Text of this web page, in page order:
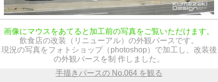
画像にマウスをあてると加工前の写真をご覧いただけます。
飲食店の改装（リニューアル）の外観パースです。
現況の写真をフォトショップ（photoshop）で加工し、改装後
の外観パースを制 作しました。
手描きパースの No.064 を観る